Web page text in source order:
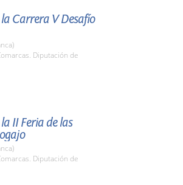
Carrera V Desafío
Diputación de
II Feria de las
Diputación de